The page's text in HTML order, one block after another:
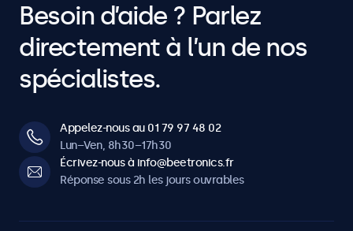
Besoin d’aide ? Parlez
directement à l’un de nos
spécialistes.
Appelez-nous au 01 79 97 48 02
Lun–Ven, 8h30–17h30
Écrivez-nous à info@beetronics.fr
Réponse sous 2h les jours ouvrables